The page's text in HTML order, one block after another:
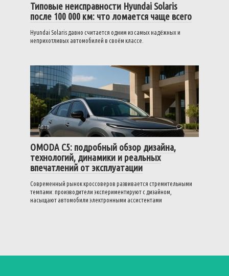
Типовые неисправности Hyundai Solaris
после 100 000 км: что ломается чаще всего
Hyundai Solaris давно считается одним из самых надёжных и
неприхотливых автомобилей в своём классе.
Авто 0
OMODA C5: подробный обзор дизайна,
технологий, динамики и реальных
впечатлений от эксплуатации
Современный рынок кроссоверов развивается стремительными
темпами: производители экспериментируют с дизайном,
насыщают автомобили электронными ассистентами